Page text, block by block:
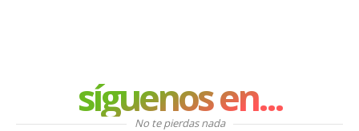
síguenos en...
No te pierdas nada